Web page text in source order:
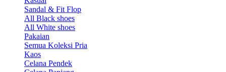
Sandal & Fit Flop
All Black shoes
All White shoes
Pakaian
Semua Koleksi Pria
Kaos
Celana Pendek